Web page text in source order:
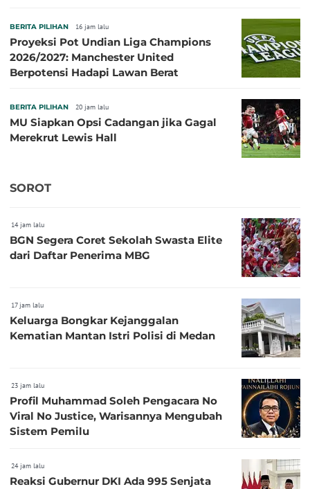
BERITA PILIHAN 16 jam lalu
Proyeksi Pot Undian Liga Champions
2026/2027: Manchester United
Berpotensi Hadapi Lawan Berat
BERITA PILIHAN 20 jam lalu
MU Siapkan Opsi Cadangan jika Gagal
Merekrut Lewis Hall
SOROT
14 jam lalu
BGN Segera Coret Sekolah Swasta Elite
dari Daftar Penerima MBG
17 jam lalu
Keluarga Bongkar Kejanggalan
Kematian Mantan Istri Polisi di Medan
23 jam lalu
Profil Muhammad Soleh Pengacara No
Viral No Justice, Warisannya Mengubah
Sistem Pemilu
24 jam lalu
Reaksi Gubernur DKI Ada 995 Senjata